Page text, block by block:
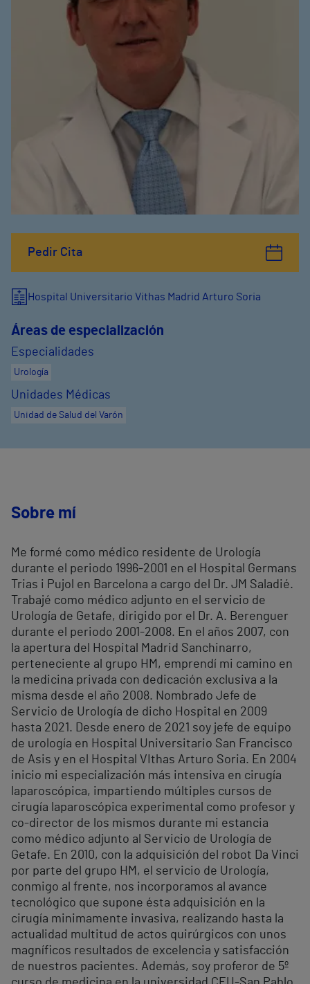
Pedir Cita
Hospital Universitario Vithas Madrid Arturo Soria
Áreas de especialización
Especialidades
Urología
Unidades Médicas
Unidad de Salud del Varón
Sobre mí
Me formé como médico residente de Urología
durante el periodo 1996-2001 en el Hospital Germans
Trias i Pujol en Barcelona a cargo del Dr. JM Saladié.
Trabajé como médico adjunto en el servicio de
Urología de Getafe, dirigido por el Dr. A. Berenguer
durante el periodo 2001-2008. En el años 2007, con
la apertura del Hospital Madrid Sanchinarro,
perteneciente al grupo HM, emprendí mi camino en
la medicina privada con dedicación exclusiva a la
misma desde el año 2008. Nombrado Jefe de
Servicio de Urología de dicho Hospital en 2009
hasta 2021. Desde enero de 2021 soy jefe de equipo
de urología en Hospital Universitario San Francisco
de Asis y en el Hospital VIthas Arturo Soria. En 2004
inicio mi especialización más intensiva en cirugía
laparoscópica, impartiendo múltiples cursos de
cirugía laparoscópica experimental como profesor y
co-director de los mismos durante mi estancia
como médico adjunto al Servicio de Urología de
Getafe. En 2010, con la adquisición del robot Da Vinci
por parte del grupo HM, el servicio de Urología,
conmigo al frente, nos incorporamos al avance
tecnológico que supone ésta adquisición en la
cirugía minimamente invasiva, realizando hasta la
actualidad multitud de actos quirúrgicos con unos
magníficos resultados de excelencia y satisfacción
de nuestros pacientes. Además, soy proferor de 5º